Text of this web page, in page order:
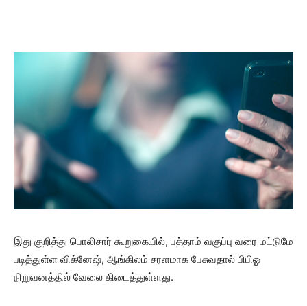
இது குறித்து பொலிசார் கூறுகையில், பத்தாம் வகுப்பு வரை மட்டுமே
படித்துள்ள விக்னேஷ், ஆங்கிலம் சரளமாக பேசுவதால் பிபிஓ
நிறுவனத்தில் வேலை கிடைத்துள்ளது.